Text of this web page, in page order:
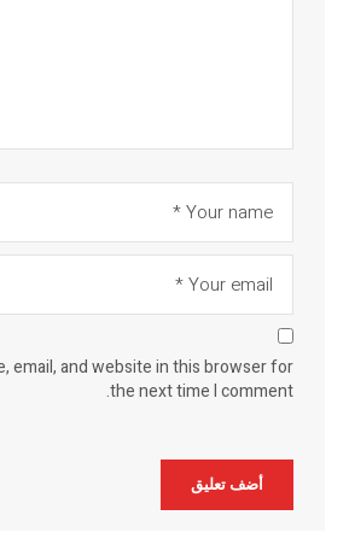
email, and website in this browser for
the next time I comment.